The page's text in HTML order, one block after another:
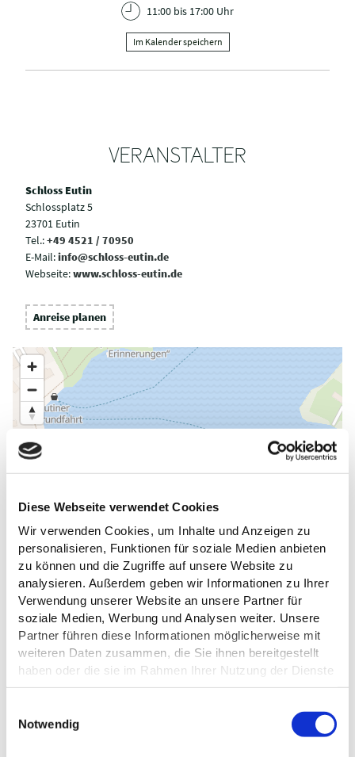
Diese Webseite verwendet Cookies
Wir verwenden Cookies, um Inhalte und Anzeigen zu
personalisieren, Funktionen für soziale Medien anbieten
zu können und die Zugriffe auf unsere Website zu
analysieren. Außerdem geben wir Informationen zu Ihrer
Verwendung unserer Website an unsere Partner für
soziale Medien, Werbung und Analysen weiter. Unsere
Partner führen diese Informationen möglicherweise mit
weiteren Daten zusammen, die Sie ihnen bereitgestellt
haben oder die sie im Rahmen Ihrer Nutzung der Dienste
gesammelt haben.
Datenschutz
Notwendig
11:00 bis 17:00 Uhr
Im Kalender speichern
VERANSTALTER
Schloss Eutin
Schlossplatz 5
23701 Eutin
Tel.:+49 4521 / 70950
E-Mail:info@schloss-eutin.de
Webseite:www.schloss-eutin.de
Anreise planen